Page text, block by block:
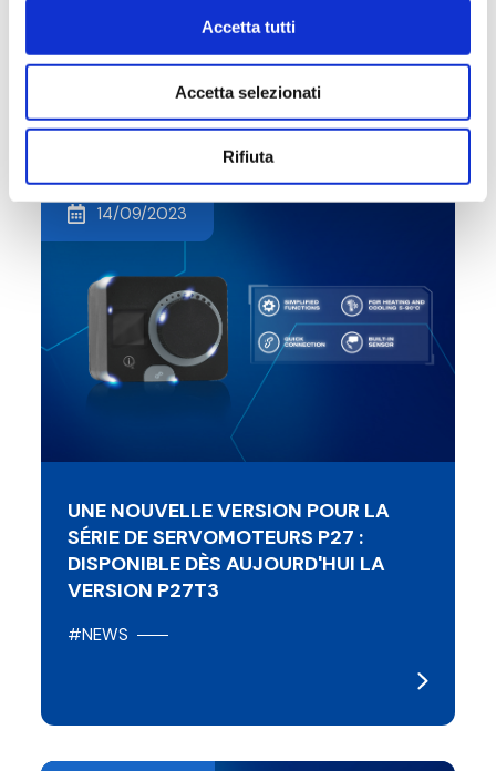
Accetta tutti
Accetta selezionati
Rifiuta
AHR Expo Chicago | Booth S10558
#EVENT
14/09/2023
UNE NOUVELLE VERSION POUR LA
SÉRIE DE SERVOMOTEURS P27 :
DISPONIBLE DÈS AUJOURD'HUI LA
VERSION P27T3
#NEWS